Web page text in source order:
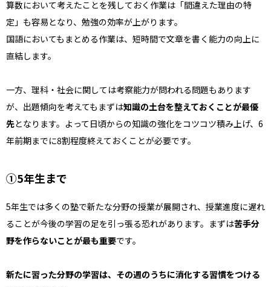
算数において考えたことを残しておく作業は「間違えた理由の特
定」も容易となり、勉強の効率が上がります。
国語においてもまとめる作業は、短時間で文章を書く能力の向上に
直結します。
一方、理科・社会に関しては考察能力が問われる問題もあります
が、出題傾向を考えてもまずは知識の土台を整えておくことが最優
先となります。よって日頃からの知識の強化をコツコツ積み上げ、6
年前期までに8割程度終えておくことが必要です。
①5年生まで
5年生では多くの塾で新たな分野の授業が展開され、授業進度に遅れ
ることが今後の学習の足を引っ張る恐れがあります。まずは苦手分
野を作らないことが最も重要です。
新たに習った分野の学習は、その週のうちに消化する習慣をつける